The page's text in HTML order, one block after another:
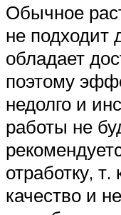
Обычное
не подходит
обладает
поэтому
недолго и
работы не
отработку, т.
качество и